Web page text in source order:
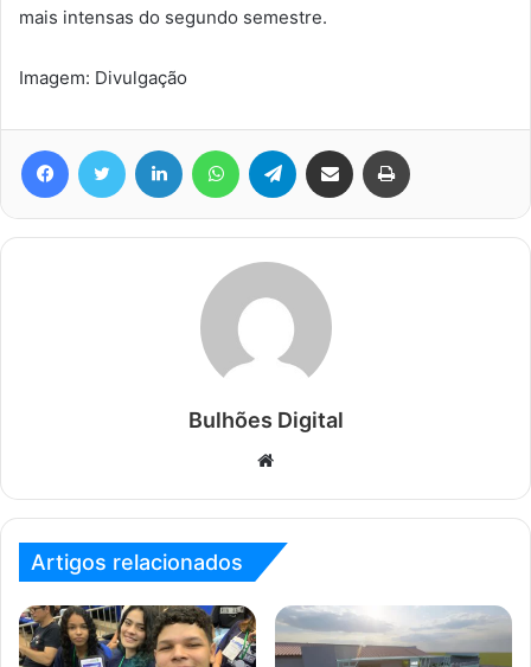
mais intensas do segundo semestre.
Imagem: Divulgação
FacebookTwitter Linkedin WhatsAppTelegram Compartilhar via e-mail
Bulhões Digital
Website
Artigos relacionados